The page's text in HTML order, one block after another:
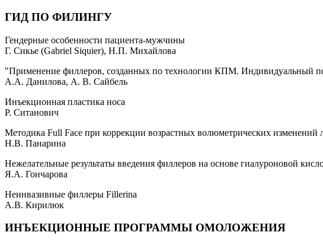
ГИД ПО ФИЛИНГУ
Гендерные особенности пациента-мужчины
Г. Сикье (Gabriel Siquier), Н.П. Михайлова
"Применение филлеров, созданных по технологии КПМ. Индивидуальный
А.А. Данилова, А. В. Сайбель
Инъекционная пластика носа
Р. Ситанович
Методика Full Face при коррекции возрастных волюметрических изменений
Н.В. Панарина
Нежелательные результаты введения филлеров на основе гиалуроновой
Я.А. Гончарова
Неинвазивные филлеры Fillerina
А.В. Кирилюк
ИНЪЕКЦИОННЫЕ ПРОГРАММЫ ОМОЛОЖЕНИЯ